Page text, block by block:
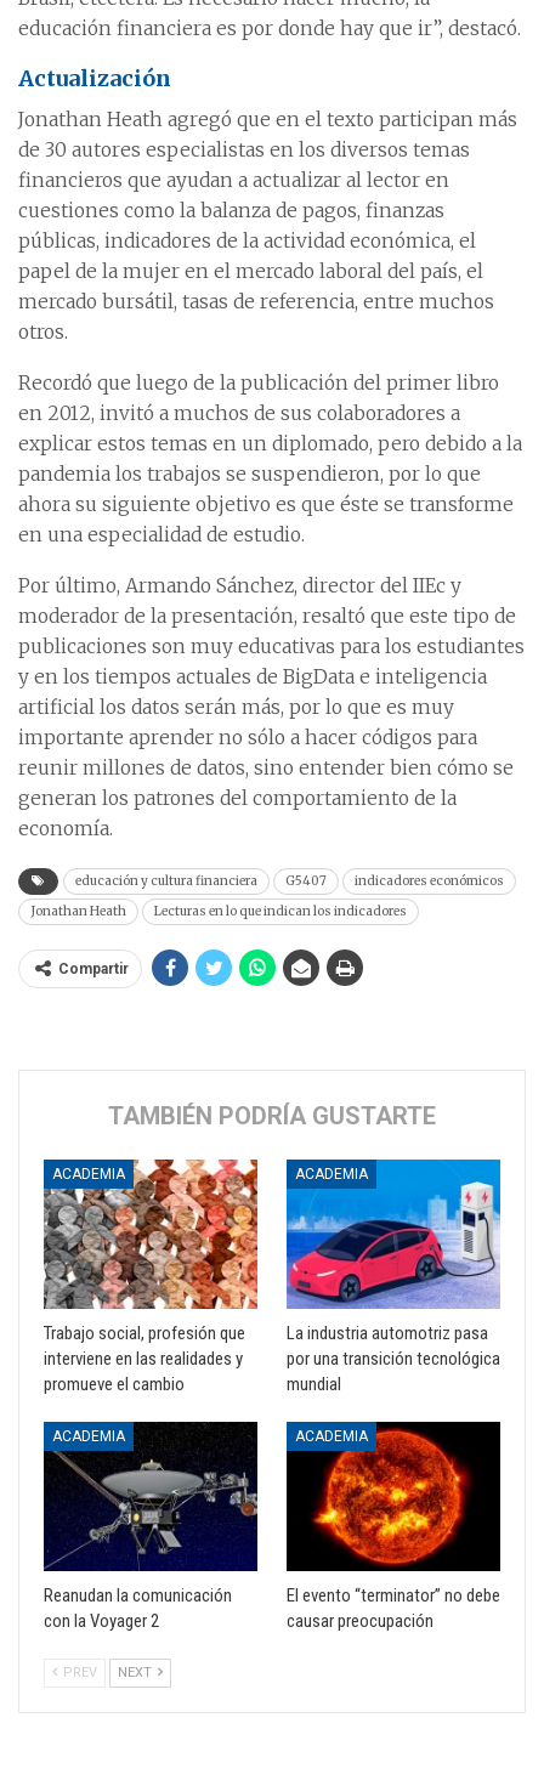
educación financiera es por donde hay que ir”, destacó.
Actualización
Jonathan Heath agregó que en el texto participan más
de 30 autores especialistas en los diversos temas
financieros que ayudan a actualizar al lector en
cuestiones como la balanza de pagos, finanzas
públicas, indicadores de la actividad económica, el
papel de la mujer en el mercado laboral del país, el
mercado bursátil, tasas de referencia, entre muchos
otros.
Recordó que luego de la publicación del primer libro
en 2012, invitó a muchos de sus colaboradores a
explicar estos temas en un diplomado, pero debido a la
pandemia los trabajos se suspendieron, por lo que
ahora su siguiente objetivo es que éste se transforme
en una especialidad de estudio.
Por último, Armando Sánchez, director del IIEc y
moderador de la presentación, resaltó que este tipo de
publicaciones son muy educativas para los estudiantes
y en los tiempos actuales de BigData e inteligencia
artificial los datos serán más, por lo que es muy
importante aprender no sólo a hacer códigos para
reunir millones de datos, sino entender bien cómo se
generan los patrones del comportamiento de la
economía.
educación y cultura financiera G5407
indicadores económicos
Jonathan Heath
Lecturas en lo que indican los indicadores
Compartir
TAMBIÉN PODRÍA GUSTARTE
ACADEMIA
Trabajo social, profesión que
interviene en las realidades y
promueve el cambio
ACADEMIA
La industria automotriz pasa
por una transición tecnológica
mundial
ACADEMIA
Reanudan la comunicación
con la Voyager 2
ACADEMIA
El evento “terminator” no debe
causar preocupación
PREV NEXT